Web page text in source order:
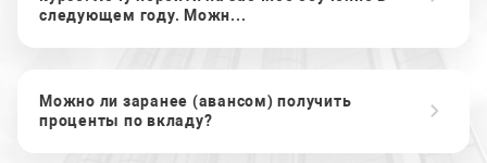
следующем году. Можн...
Можно ли заранее (авансом) получить
проценты по вкладу?